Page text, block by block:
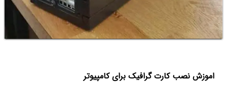
اموزش نصب کارت گرافیک برای کامپیوتر